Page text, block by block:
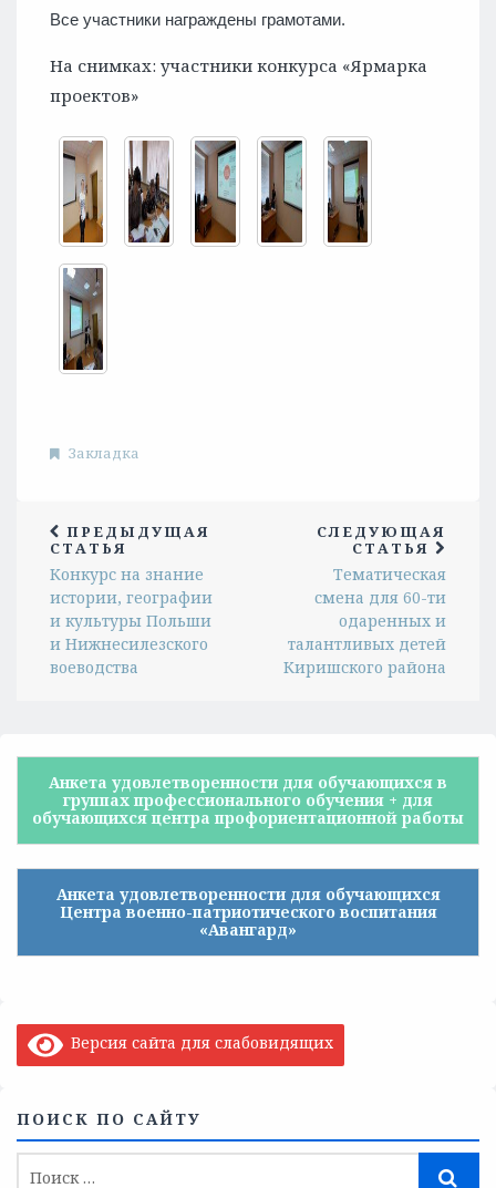
Все участники награждены грамотами.
На снимках: участники конкурса «Ярмарка
проектов»
Закладка
ПРЕДЫДУЩАЯ
СТАТЬЯ
Конкурс на знание
истории, географии
и культуры Польши
и Нижнесилезского
воеводства
СЛЕДУЮЩАЯ
СТАТЬЯ
Тематическая
смена для 60-ти
одаренных и
талантливых детей
Киришского района
Анкета удовлетворенности для обучающихся в
группах профессионального обучения + для
обучающихся центра профориентационной работы
Анкета удовлетворенности для обучающихся
Центра военно-патриотического воспитания
«Авангард»
Версия сайта для слабовидящих
ПОИСК ПО САЙТУ